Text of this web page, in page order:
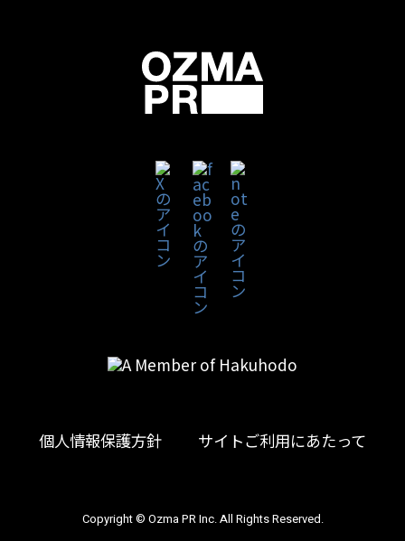
個人情報保護方針 サイトご利用にあたって
Copyright © Ozma PR Inc. All Rights Reserved.